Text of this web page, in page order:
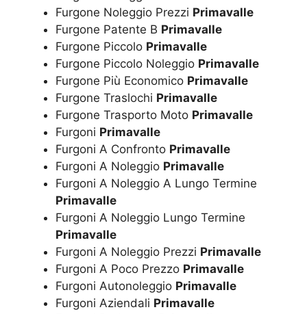
Furgone Noleggio Prezzi Primavalle
Furgone Patente B Primavalle
Furgone Piccolo Primavalle
Furgone Piccolo Noleggio Primavalle
Furgone Più Economico Primavalle
Furgone Traslochi Primavalle
Furgone Trasporto Moto Primavalle
Furgoni Primavalle
Furgoni A Confronto Primavalle
Furgoni A Noleggio Primavalle
Furgoni A Noleggio A Lungo Termine
Primavalle
Furgoni A Noleggio Lungo Termine
Primavalle
Furgoni A Noleggio Prezzi Primavalle
Furgoni A Poco Prezzo Primavalle
Furgoni Autonoleggio Primavalle
Furgoni Aziendali Primavalle